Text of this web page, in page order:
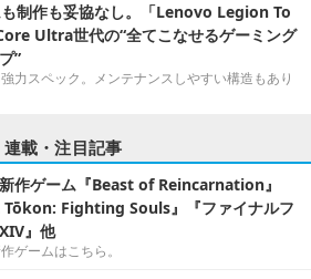
制作も妥協なし。「Lenovo Legion To
Ultra世代の“全てこなせるゲーミング
”
力スペック。メンテナンスしやすい構造もあり
連載・注目記事
作ゲーム『Beast of Reincarnation』
Tōkon: Fighting Souls』『ファイナルフ
』他
ゲームはこちら。